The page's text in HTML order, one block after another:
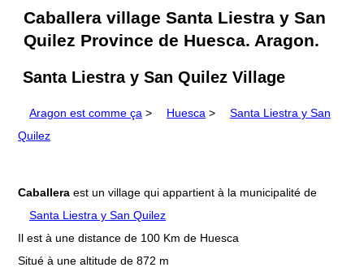
Caballera village Santa Liestra y San
Quilez Province de Huesca. Aragon.
Santa Liestra y San Quilez Village
Aragon est comme ça > Huesca >
Santa Liestra y San
Quilez
Caballera est un village qui appartient à la municipalité de
Santa Liestra y San Quilez
Il est à une distance de 100 Km de Huesca
Situé à une altitude de 872 m